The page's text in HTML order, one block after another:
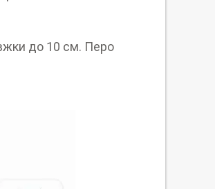
до 10 см. Перо